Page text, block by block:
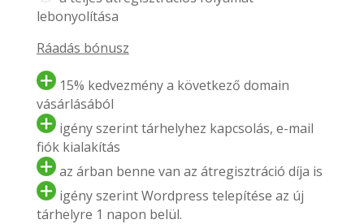
lebonyolítása
Ráadás bónusz
15% kedvezmény a következő domain
vásárlásából
igény szerint tárhelyhez kapcsolás, e-mail
fiók kialakítás
az árban benne van az átregisztráció díja is
igény szerint Wordpress telepítése az új
tárhelyre 1 napon belül.